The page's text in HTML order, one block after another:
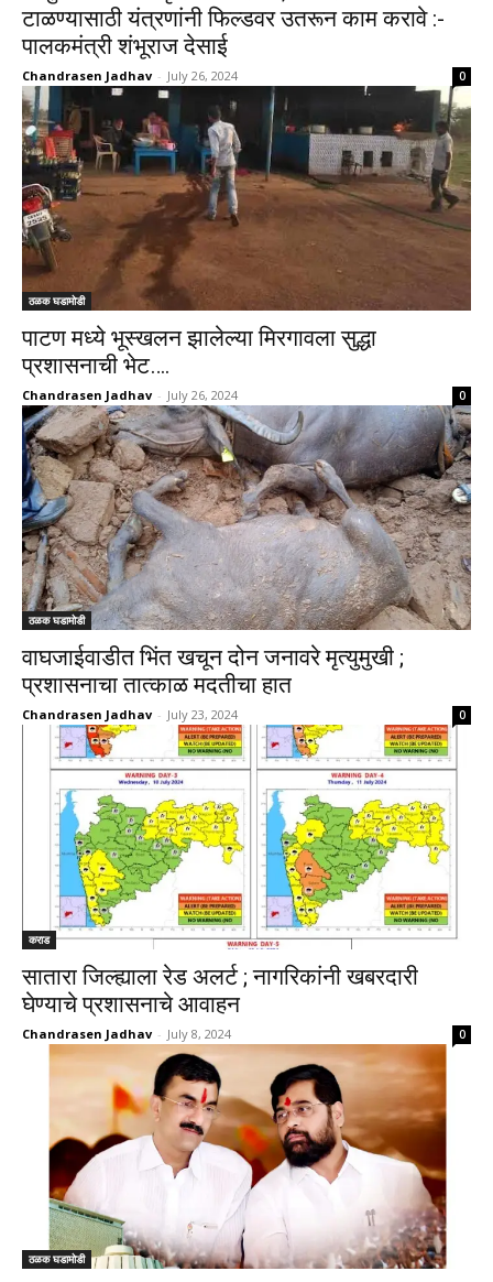
टाळण्यासाठी यंत्रणांनी फिल्डवर उतरून काम करावे :-
पालकमंत्री शंभूराज देसाई
Chandrasen Jadhav - July 26, 2024 0
ठळक घडामोडी
पाटण मध्ये भूस्खलन झालेल्या मिरगावला सुद्धा
प्रशासनाची भेट….
Chandrasen Jadhav - July 26, 2024 0
ठळक घडामोडी
वाघजाईवाडीत भिंत खचून दोन जनावरे मृत्युमुखी ;
प्रशासनाचा तात्काळ मदतीचा हात
Chandrasen Jadhav - July 23, 2024 0
कराड
सातारा जिल्ह्याला रेड अलर्ट ; नागरिकांनी खबरदारी
घेण्याचे प्रशासनाचे आवाहन
Chandrasen Jadhav - July 8, 2024 0
ठळक घडामोडी